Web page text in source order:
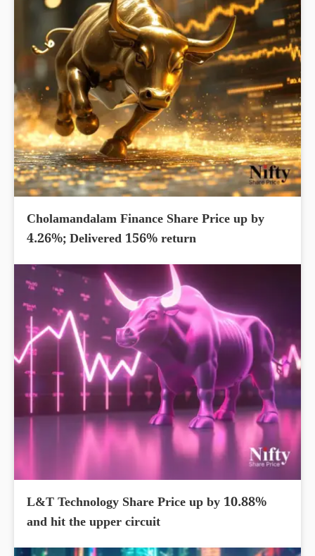
Cholamandalam Finance Share Price up by
4.26%; Delivered 156% return
L&T Technology Share Price up by 10.88%
and hit the upper circuit